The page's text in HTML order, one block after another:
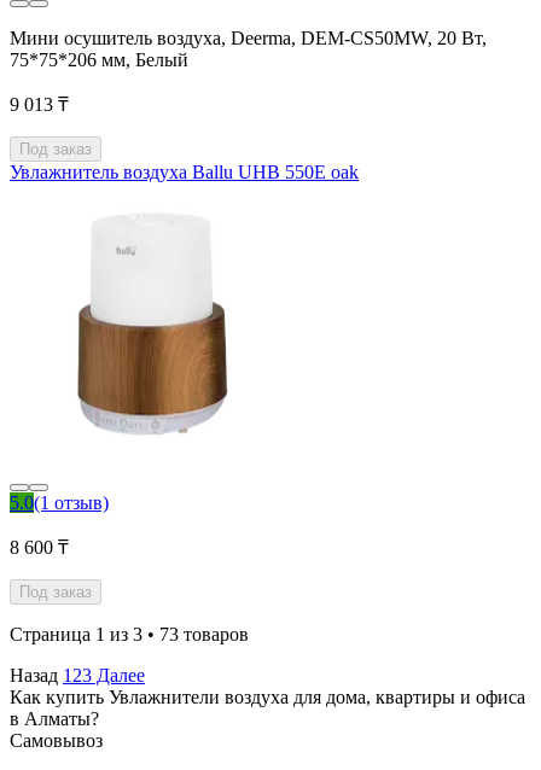
Мини осушитель воздуха, Deerma, DEM-CS50MW, 20 Вт,
75*75*206 мм, Белый
9 013 ₸
Под заказ
Увлажнитель воздуха Ballu UHB 550E oak
5.0(1 отзыв)
8 600 ₸
Под заказ
Страница 1 из 3 • 73 товаров
Назад 1 23 Далее
Как купить Увлажнители воздуха для дома, квартиры и офиса
в Алматы?
Самовывоз